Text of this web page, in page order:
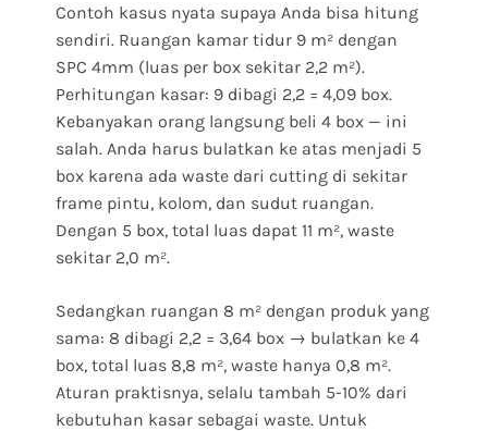
Contoh kasus nyata supaya Anda bisa hitung
sendiri. Ruangan kamar tidur 9 m² dengan
SPC 4mm (luas per box sekitar 2,2 m²).
Perhitungan kasar: 9 dibagi 2,2 = 4,09 box.
Kebanyakan orang langsung beli 4 box — ini
salah. Anda harus bulatkan ke atas menjadi 5
box karena ada waste dari cutting di sekitar
frame pintu, kolom, dan sudut ruangan.
Dengan 5 box, total luas dapat 11 m², waste
sekitar 2,0 m².
Sedangkan ruangan 8 m² dengan produk yang
sama: 8 dibagi 2,2 = 3,64 box → bulatkan ke 4
box, total luas 8,8 m², waste hanya 0,8 m².
Aturan praktisnya, selalu tambah 5-10% dari
kebutuhan kasar sebagai waste. Untuk